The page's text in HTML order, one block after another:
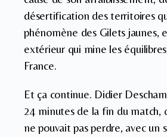
désertification des territoires
phénomène des Gilets jaunes,
extérieur qui mine les
France.
Et ça continue. Didier
24 minutes de la fin du match,
ne pouvait pas perdre, avec un